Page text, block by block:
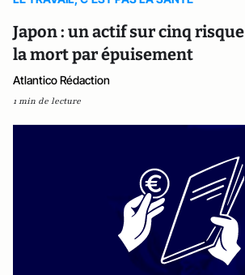
Japon : un actif sur cinq risque
la mort par épuisement
Atlantico Rédaction
1 min de lecture